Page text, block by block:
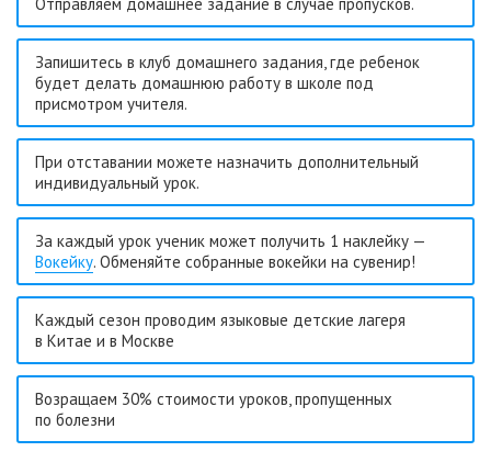
Запишитесь в клуб домашнего задания, где ребенок
будет делать домашнюю работу в школе под
присмотром учителя.
При отставании можете назначить дополнительный
инди­виду­альный урок.
За каждый урок ученик может получить 1 наклейку —
Вокейку. Обменяйте собранные вокейки на сувенир!
Каждый сезон проводим языковые детские лагеря
в Китае и в Москве
Возращаем 30% стоимости уроков, пропущенных
по болезни